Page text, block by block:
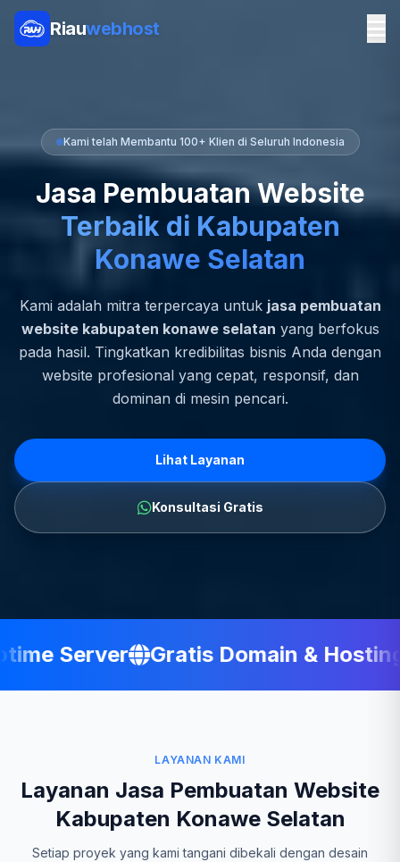
Riauwebhost
Kami telah Membantu 100+ Klien di Seluruh Indonesia
Jasa Pembuatan Website
Terbaik di Kabupaten
Konawe Selatan
Kami adalah mitra terpercaya untuk jasa pembuatan
website kabupaten konawe selatan yang berfokus
pada hasil. Tingkatkan kredibilitas bisnis Anda dengan
website profesional yang cepat, responsif, dan
dominan di mesin pencari.
Lihat Layanan
Konsultasi Gratis
Server Gratis Domain & Hosting
LAYANAN KAMI
Layanan Jasa Pembuatan Website
Kabupaten Konawe Selatan
Setiap proyek yang kami tangani dibekali dengan desain